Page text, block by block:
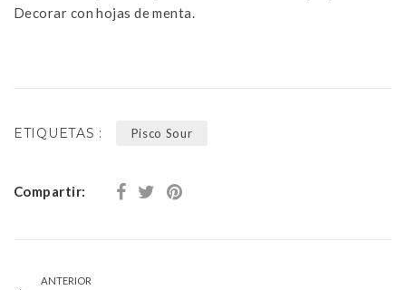
Decorar con hojas de menta.
ETIQUETAS : Pisco Sour
Compartir:
ANTERIOR